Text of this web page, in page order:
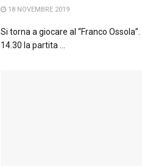
18 NOVEMBRE 2019
Si torna a giocare al “Franco
14.30 la partita ...